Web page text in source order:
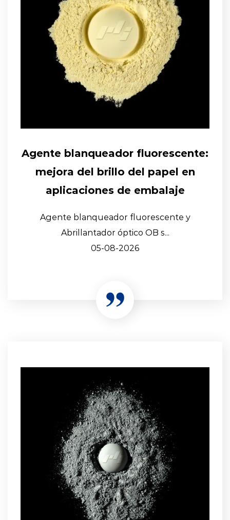
Agente blanqueador fluorescente:
mejora del brillo del papel en
aplicaciones de embalaje
Agente blanqueador fluorescente y
Abrillantador óptico OB s...
05-08-2026